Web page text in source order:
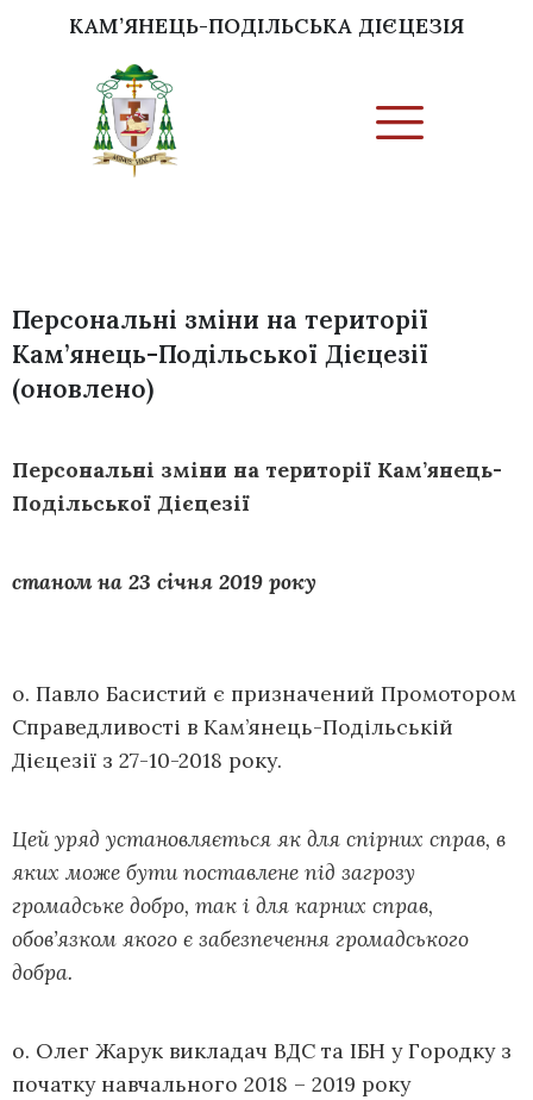
КАМ’ЯНЕЦЬ-ПОДІЛЬСЬКА ДІЄЦЕЗІЯ
Персональні зміни на території
Кам’янець-Подільської Дієцезії
(оновлено)
Персональні зміни на території Кам’янець-
Подільської Дієцезії
станом на 23 січня 2019 року
о. Павло Басистий є призначений Промотором
Справедливості в Кам’янець-Подільській
Дієцезії з 27-10-2018 року.
Цей уряд установляється як для спірних справ, в
яких може бути поставлене під загрозу
громадське добро, так і для карних справ,
обов’язком якого є забезпечення громадського
добра.
о. Олег Жарук викладач ВДС та ІБН у Городку з
початку навчального 2018 – 2019 року